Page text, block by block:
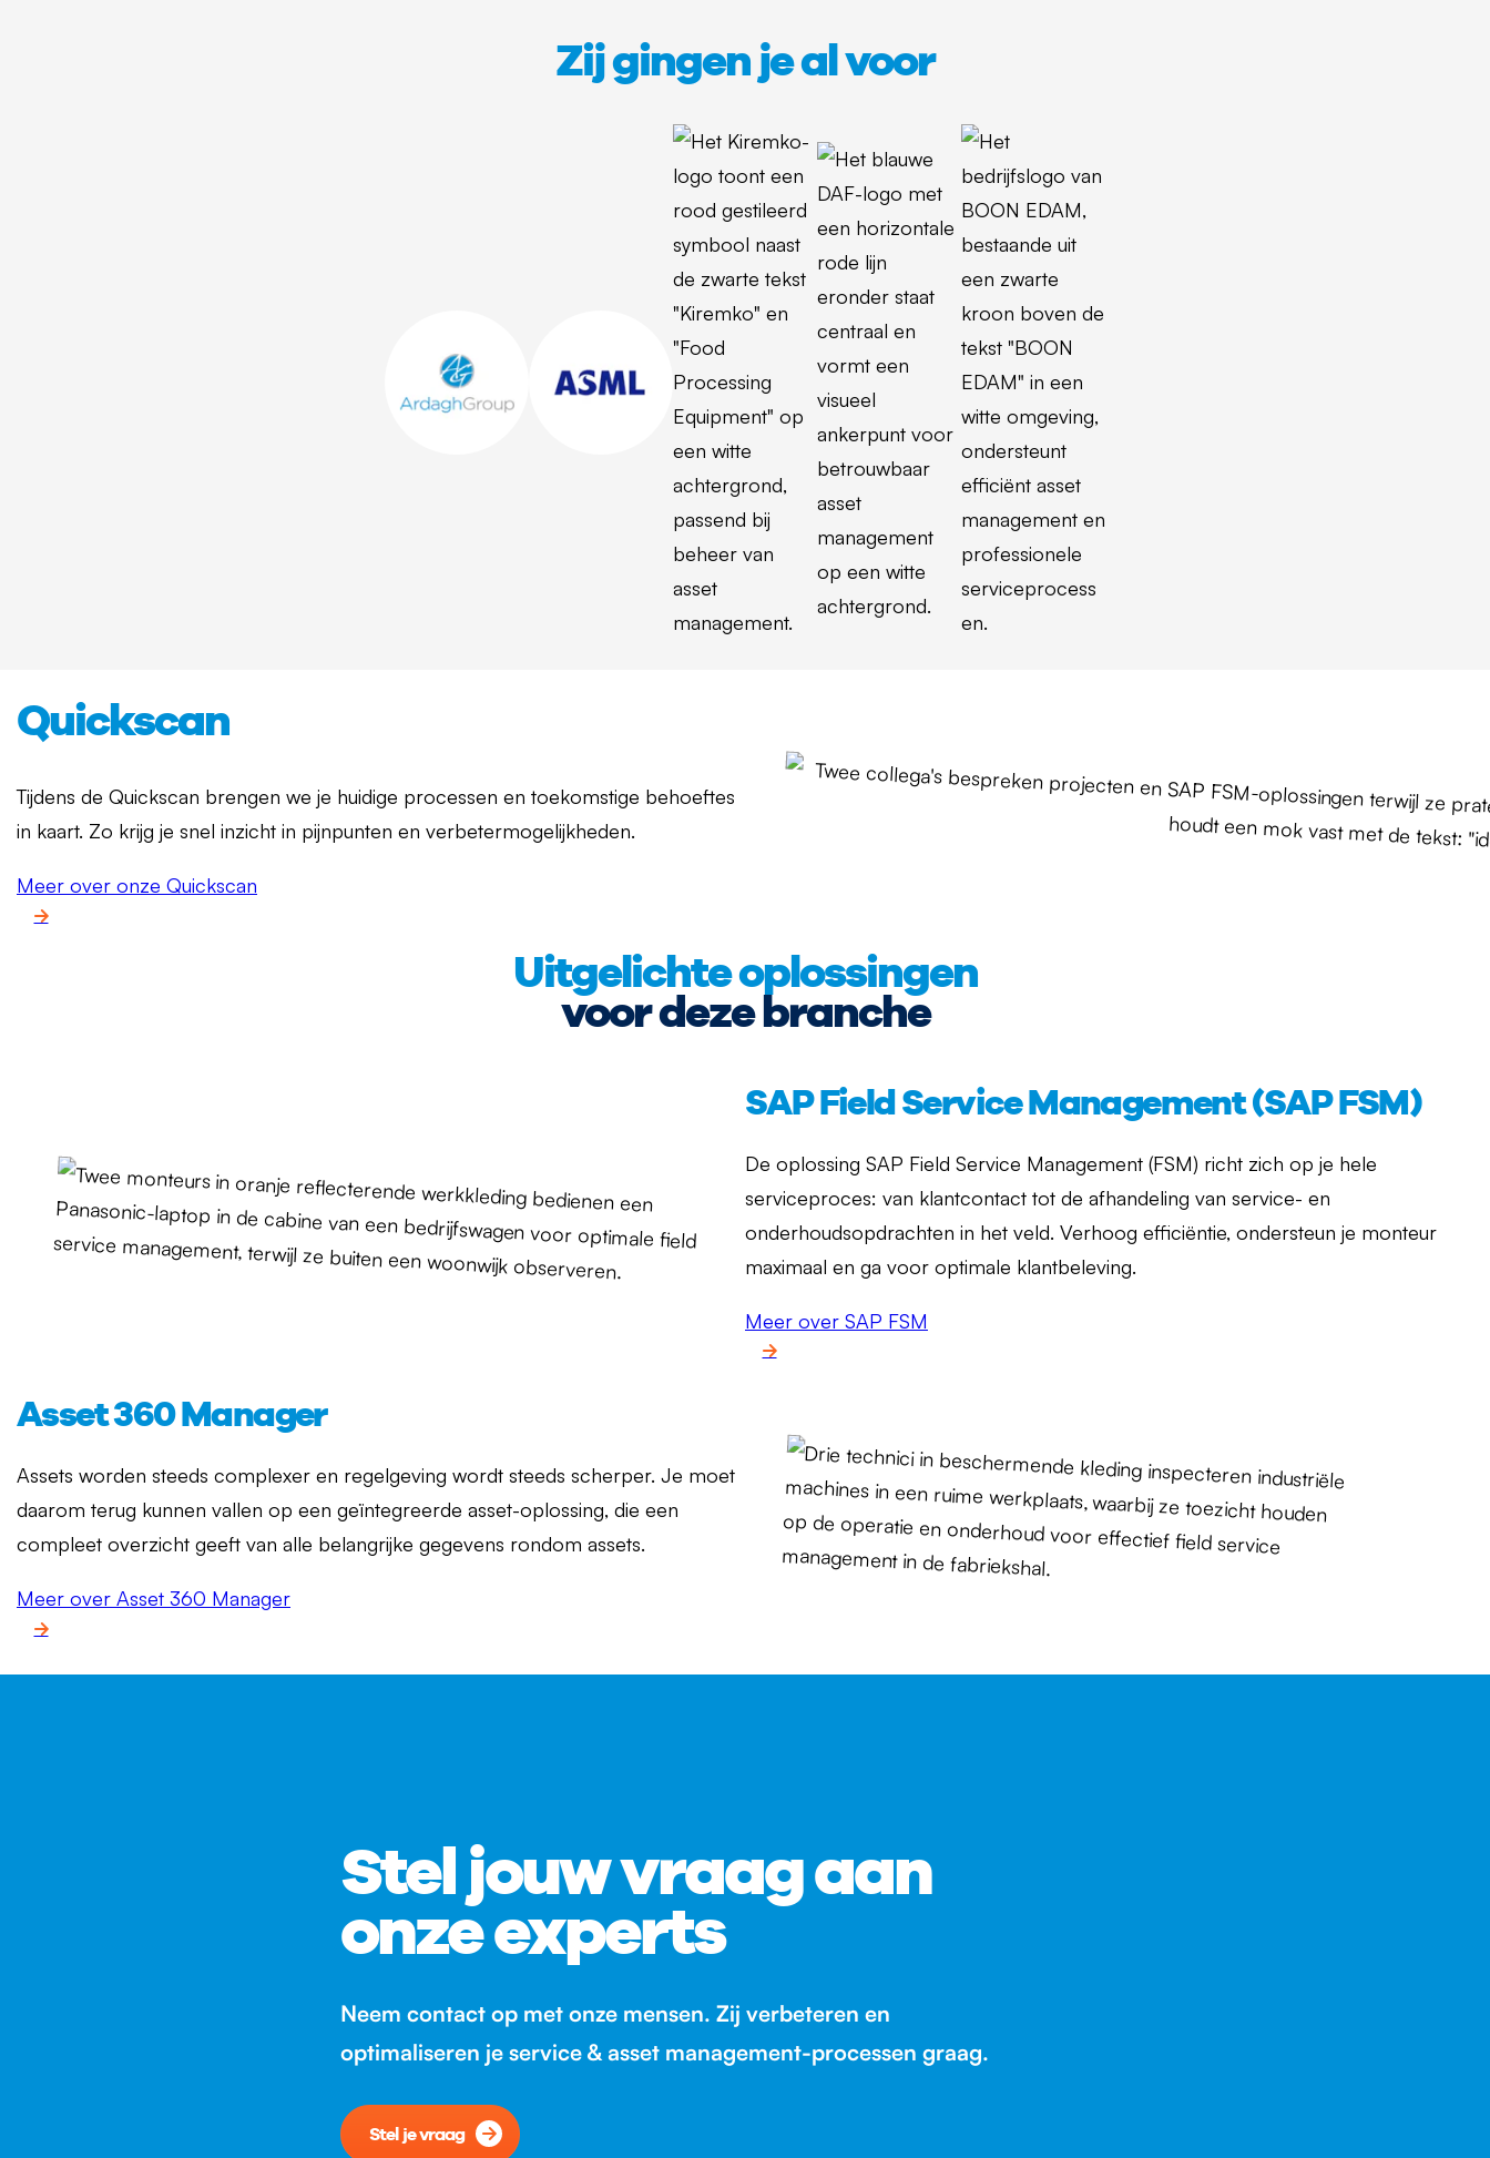
Zij gingen je al voor
Quickscan
Tijdens de Quickscan brengen we je huidige processen en toekomstige behoeftes
in kaart. Zo krijg je snel inzicht in pijnpunten en verbetermogelijkheden.
Meer over onze Quickscan
Uitgelichte oplossingen
voor deze branche
SAP Field Service Management (SAP FSM)
De oplossing SAP Field Service Management (FSM) richt zich op je hele
serviceproces: van klantcontact tot de afhandeling van service- en
onderhoudsopdrachten in het veld. Verhoog efficiëntie, ondersteun je monteur
maximaal en ga voor optimale klantbeleving.
Meer over SAP FSM
Asset 360 Manager
Assets worden steeds complexer en regelgeving wordt steeds scherper. Je moet
daarom terug kunnen vallen op een geïntegreerde asset-oplossing, die een
compleet overzicht geeft van alle belangrijke gegevens rondom assets.
Meer over Asset 360 Manager
Stel jouw vraag aan
onze experts
Neem contact op met onze mensen. Zij verbeteren en
optimaliseren je service & asset management-processen graag.
Stel je vraag